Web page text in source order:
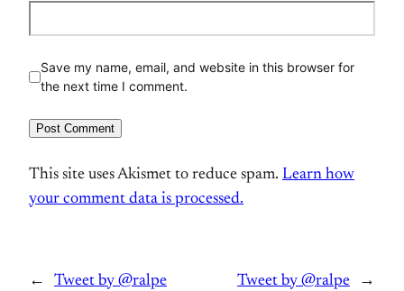
Save my name, email, and website in this browser for
the next time I comment.
This site uses Akismet to reduce spam. Learn how
your comment data is processed.
← Tweet by @ralpe Tweet by @ralpe →